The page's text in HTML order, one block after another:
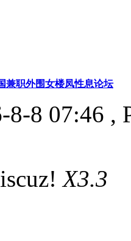
兼职外围女楼凤性息论坛
8-8 07:46 ,
X3.3